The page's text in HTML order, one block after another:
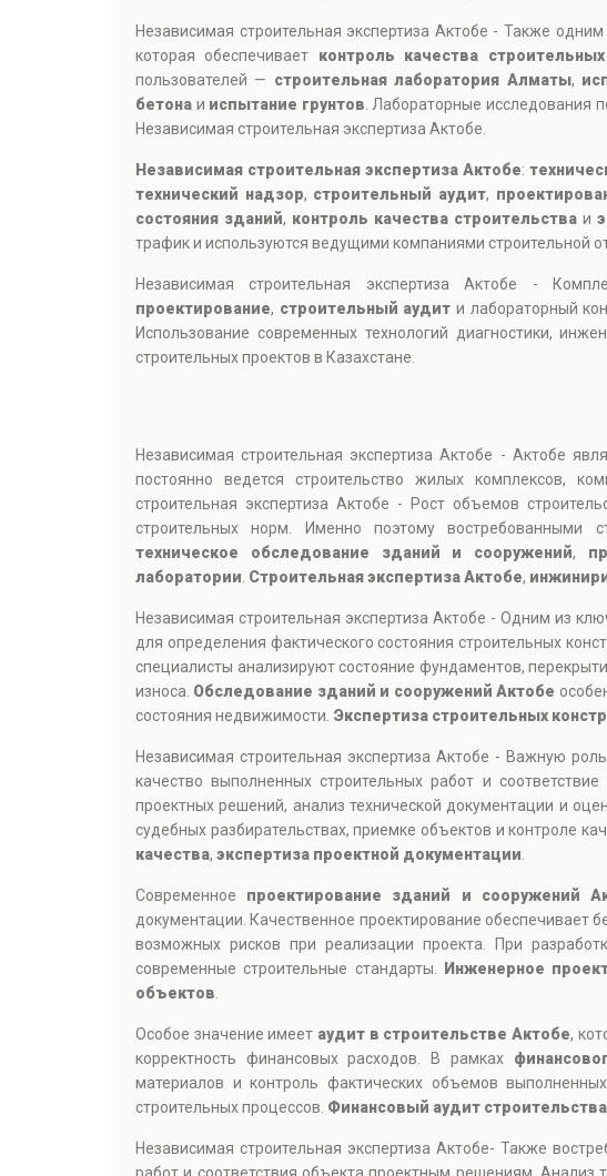
Независимая строительная экспертиза Актобе - Также
которая обеспечивает контроль качества
пользователей — строительная лаборатория Алматы,
бетона и испытание грунтов . Лабораторные исследования
Независимая строительная экспертиза Актобе.
Независимая строительная экспертиза Актобе:
технический надзор, строительный аудит,
состояния зданий, контроль качества строительстваи
трафик и используются ведущими компаниями строительной
Независимая строительная экспертиза Актобе -
проектирование, строительный аудит и лабораторный
Использование современных технологий диагностики,
строительных проектов в Казахстане.
Независимая строительная экспертиза Актобе - Актобе
постоянно ведется строительство жилых комплексов,
строительная экспертиза Актобе - Рост объемов
строительных норм. Именно поэтому востребованными
техническое обследование зданий и сооружений,
лаборатории Строительная экспертиза Актобе,
Независимая строительная экспертиза Актобе - Одним из
для определения фактического состояния строительных
специалисты анализируют состояние фундаментов,
износа. Обследование зданий и сооружений Актобе
состояния недвижимости. Экспертиза строительных
Независимая строительная экспертиза Актобе - Важную
качество выполненных строительных работ и
проектных решений, анализ технической документации и
судебных разбирательствах, приемке объектов и контроле
качества, экспертиза проектной документации
Современное проектирование зданий и сооружений
документации. Качественное проектирование обеспечивает
возможных рисков при реализации проекта. При
современные строительные стандарты.
Инженерное
объектов
Особое значение имеет аудит в строительстве Актобе,
корректность финансовых расходов. В рамках
материалов и контроль фактических объемов
строительных процессов. Финансовый аудит
Независимая строительная экспертиза Актобе- Также